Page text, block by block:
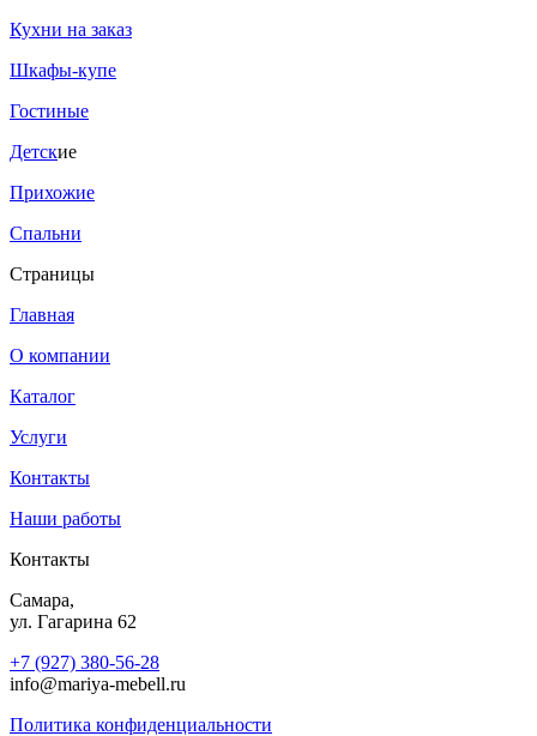
Кухни на заказ
Шкафы-купе
Гостиные
Детские
Прихожие
Спальни
Страницы
Главная
О компании
Каталог
Услуги
Контакты
Наши работы
Контакты
Самара,
ул. Гагарина 62
+7 (927) 380-56-28
info@mariya-mebell.ru
Политика конфиденциальности